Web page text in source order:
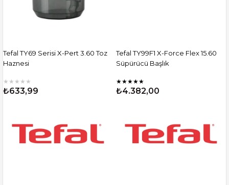
Tefal TY69 Serisi X-Pert 3.60 Toz
Haznesi
★ ★ ★ ★ ★
₺633,99
Tefal TY99F1 X-Force Flex 15.60
Süpürücü Başlık
★★★★★
₺4.382,00